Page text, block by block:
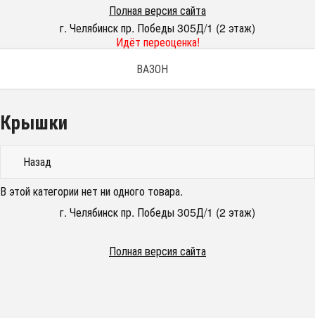
Полная версия сайта
г. Челябинск пр. Победы 305Д/1 (2 этаж)
Идёт переоценка!
ВАЗОН
Крышки
Назад
В этой категории нет ни одного товара.
г. Челябинск пр. Победы 305Д/1 (2 этаж)
Полная версия сайта